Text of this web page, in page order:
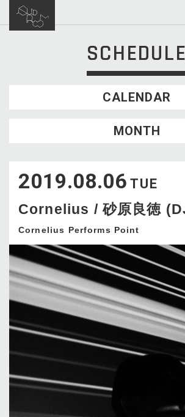
SCHEDULE
CALENDAR
WED
2
3 4 5
16
17 18 19 20
23
24 25 26
30
31
MONTH
2019.08.06 TUE
Cornelius / 砂原良徳
Cornelius Performs Point